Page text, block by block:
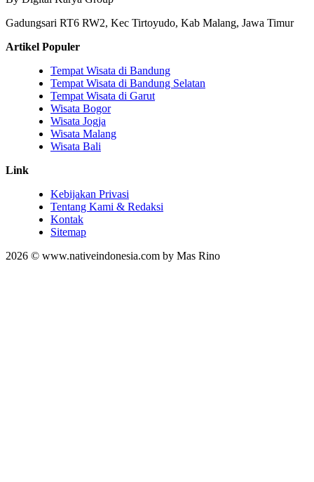
Gadungsari RT6 RW2, Kec Tirtoyudo, Kab Malang, Jawa Timur
Artikel Populer
Tempat Wisata di Bandung
Tempat Wisata di Bandung Selatan
Tempat Wisata di Garut
Wisata Bogor
Wisata Jogja
Wisata Malang
Wisata Bali
Link
Kebijakan Privasi
Tentang Kami & Redaksi
Kontak
Sitemap
2026 © www.nativeindonesia.com by Mas Rino